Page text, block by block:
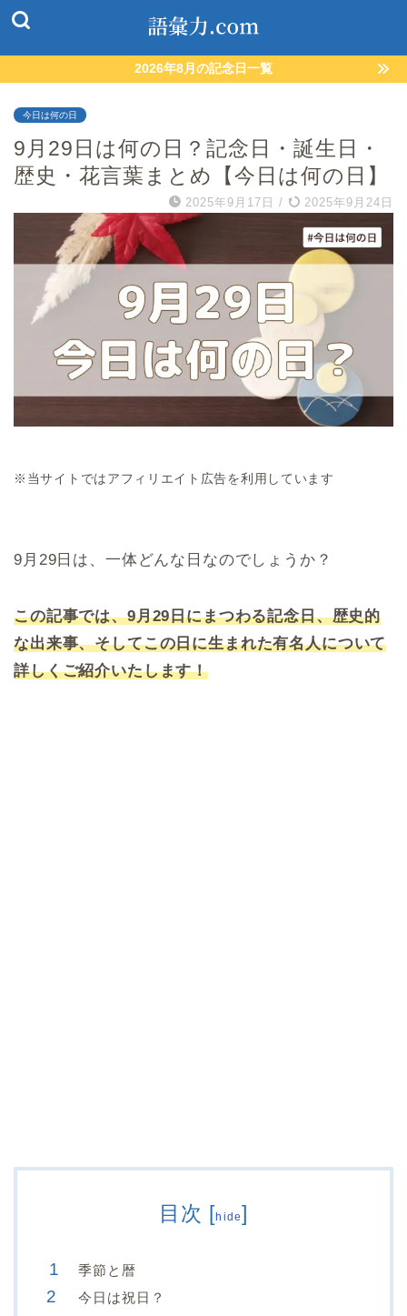
2026年8月の記念日一覧
今日は何の日
9月29日は何の日？記念日・誕生日・
歴史・花言葉まとめ【今日は何の日】
2025年9月17日 / 2025年9月24日
※当サイトではアフィリエイト広告を利用しています
9月29日は、一体どんな日なのでしょうか？
この記事では、9月29日にまつわる記念日、歴史的
な出来事、そしてこの日に生まれた有名人について
詳しくご紹介いたします！
目次 [hide]
季節と暦
今日は祝日？